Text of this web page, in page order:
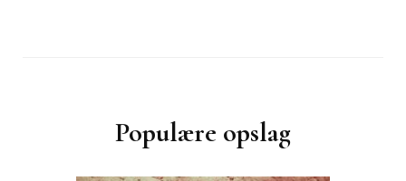
Populære opslag